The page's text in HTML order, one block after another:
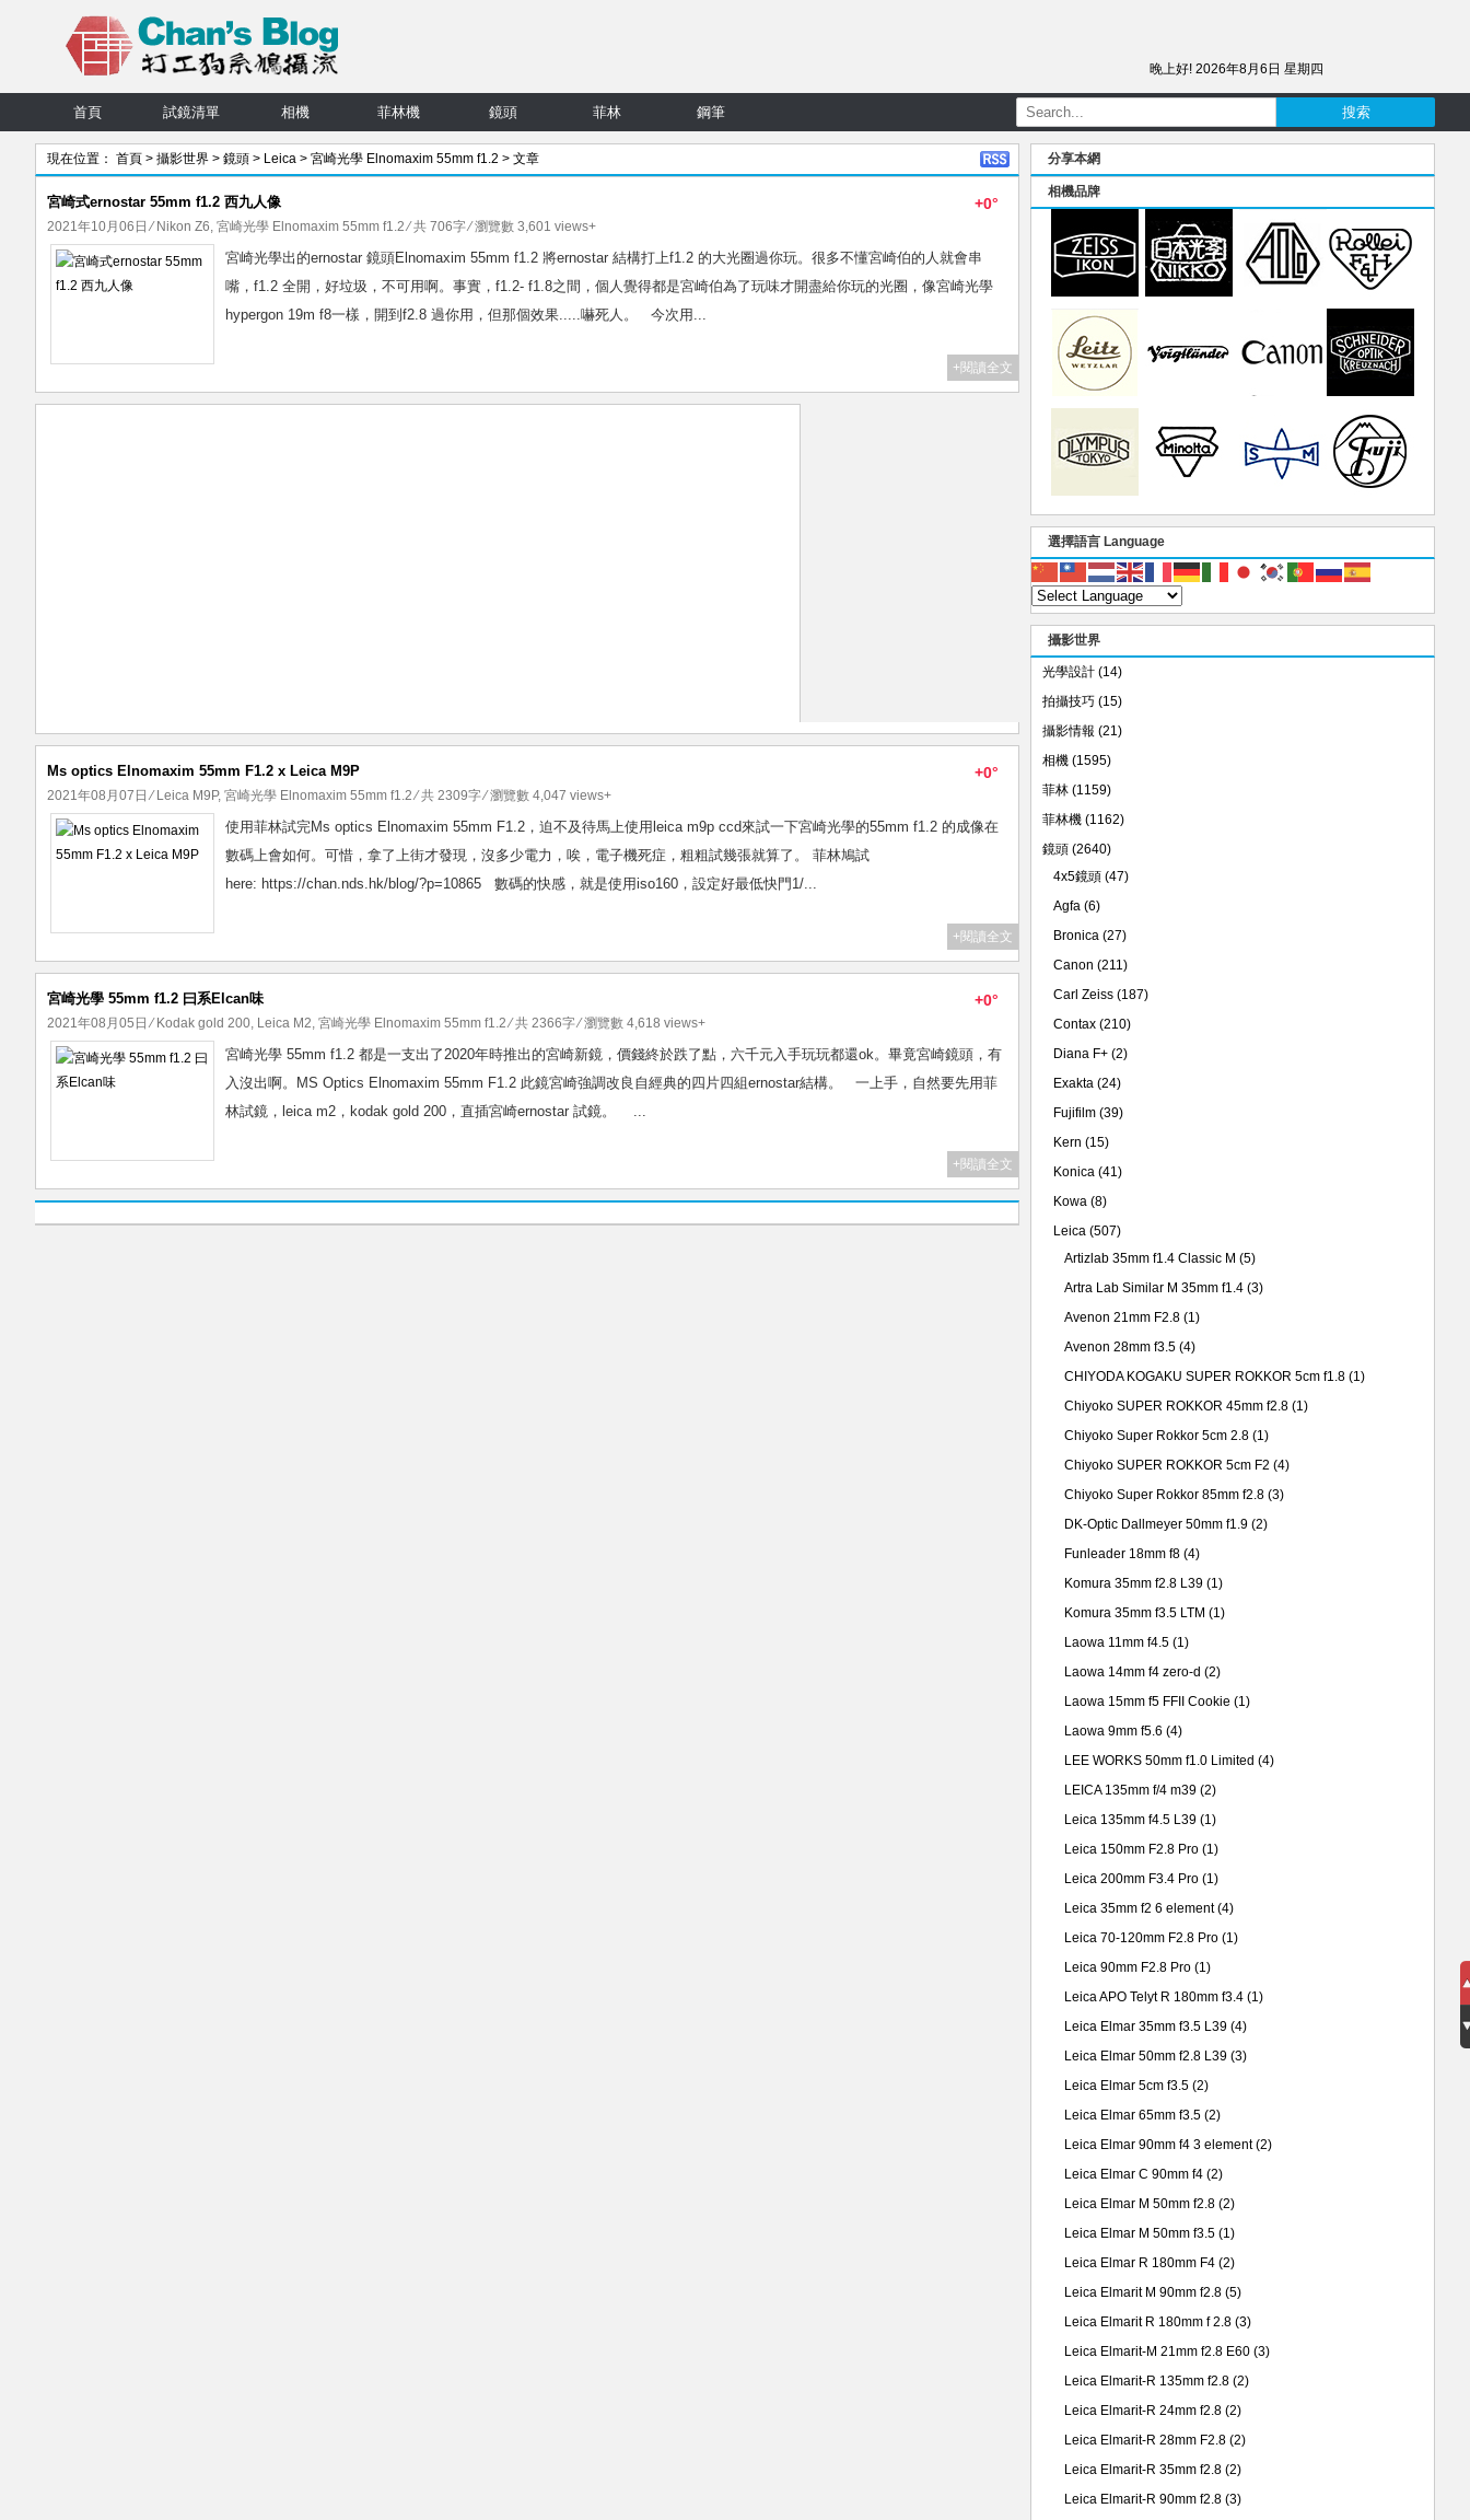
晚上好! 2026年8月6日 星期四
首頁 試鏡清單 相機 菲林機 鏡頭 菲林 鋼筆
現在位置： 首頁 > 攝影世界 > 鏡頭 > Leica > 宮崎光學 Elnomaxim 55mm f1.2 > 文章
+0°
宮崎式ernostar 55mm f1.2 西九人像
2021年10月06日 ⁄ Nikon Z6, 宮崎光學 Elnomaxim 55mm f1.2⁄ 共 706字 ⁄ 瀏覽數 3,601 views+
宮崎光學出的ernostar 鏡頭Elnomaxim 55mm f1.2 將ernostar 結構打上f1.2 的大光圈過你玩。很多不懂宮崎伯的人就會串
嘴，f1.2 全開，好垃圾，不可用啊。事實，f1.2- f1.8之間，個人覺得都是宮崎伯為了玩味才開盡給你玩的光圈，像宮崎光學
hypergon 19m f8一樣，開到f2.8 過你用，但那個效果.....嚇死人。 今次用...
+閱讀全文
+0°
Ms optics Elnomaxim 55mm F1.2 x Leica M9P
2021年08月07日 ⁄ Leica M9P, 宮崎光學 Elnomaxim 55mm f1.2⁄ 共 2309字 ⁄ 瀏覽數 4,047 views+
使用菲林試完Ms optics Elnomaxim 55mm F1.2，迫不及待馬上使用leica m9p ccd來試一下宮崎光學的55mm f1.2 的成像在
數碼上會如何。可惜，拿了上街才發現，沒多少電力，唉，電子機死症，粗粗試幾張就算了。 菲林鳩試
here: https://chan.nds.hk/blog/?p=10865 數碼的快感，就是使用iso160，設定好最低快門1/...
+閱讀全文
+0°
宮崎光學 55mm f1.2 曰系Elcan味
2021年08月05日 ⁄ Kodak gold 200, Leica M2, 宮崎光學 Elnomaxim 55mm f1.2⁄ 共 2366字 ⁄ 瀏覽數 4,618 views+
宮崎光學 55mm f1.2 都是一支出了2020年時推出的宮崎新鏡，價錢終於跌了點，六千元入手玩玩都還ok。畢竟宮崎鏡頭，有
入沒出啊。MS Optics Elnomaxim 55mm F1.2 此鏡宮崎強調改良自經典的四片四組ernostar結構。 一上手，自然要先用菲
林試鏡，leica m2，kodak gold 200，直插宮崎ernostar 試鏡。 ...
+閱讀全文
分享本網
相機品牌
選擇語言 Language
攝影世界
光學設計 (14)
拍攝技巧 (15)
攝影情報 (21)
相機 (1595)
菲林 (1159)
菲林機 (1162)
鏡頭 (2640)
4x5鏡頭 (47)
Agfa (6)
Bronica (27)
Canon (211)
Carl Zeiss (187)
Contax (210)
Diana F+ (2)
Exakta (24)
Fujifilm (39)
Kern (15)
Konica (41)
Kowa (8)
Leica (507)
Artizlab 35mm f1.4 Classic M (5)
Artra Lab Similar M 35mm f1.4 (3)
Avenon 21mm F2.8 (1)
Avenon 28mm f3.5 (4)
CHIYODA KOGAKU SUPER ROKKOR 5cm f1.8 (1)
Chiyoko SUPER ROKKOR 45mm f2.8 (1)
Chiyoko Super Rokkor 5cm 2.8 (1)
Chiyoko SUPER ROKKOR 5cm F2 (4)
Chiyoko Super Rokkor 85mm f2.8 (3)
DK-Optic Dallmeyer 50mm f1.9 (2)
Funleader 18mm f8 (4)
Komura 35mm f2.8 L39 (1)
Komura 35mm f3.5 LTM (1)
Laowa 11mm f4.5 (1)
Laowa 14mm f4 zero-d (2)
Laowa 15mm f5 FFII Cookie (1)
Laowa 9mm f5.6 (4)
LEE WORKS 50mm f1.0 Limited (4)
LEICA 135mm f/4 m39 (2)
Leica 135mm f4.5 L39 (1)
Leica 150mm F2.8 Pro (1)
Leica 200mm F3.4 Pro (1)
Leica 35mm f2 6 element(4)
Leica 70-120mm F2.8 Pro (1)
Leica 90mm F2.8 Pro (1)
Leica APO Telyt R 180mm f3.4 (1)
Leica Elmar 35mm f3.5 L39 (4)
Leica Elmar 50mm f2.8 L39 (3)
Leica Elmar 5cm f3.5 (2)
Leica Elmar 65mm f3.5 (2)
Leica Elmar 90mm f4 3 element(2)
Leica Elmar C 90mm f4 (2)
Leica Elmar M 50mm f2.8 (2)
Leica Elmar M 50mm f3.5 (1)
Leica Elmar R 180mm F4 (2)
Leica Elmarit M 90mm f2.8 (5)
Leica Elmarit R 180mm f 2.8 (3)
Leica Elmarit-M 21mm f2.8 E60 (3)
Leica Elmarit-R 135mm f2.8 (2)
Leica Elmarit-R 24mm f2.8 (2)
Leica Elmarit-R 28mm F2.8 (2)
Leica Elmarit-R 35mm f2.8 (2)
Leica Elmarit-R 90mm f2.8 (3)